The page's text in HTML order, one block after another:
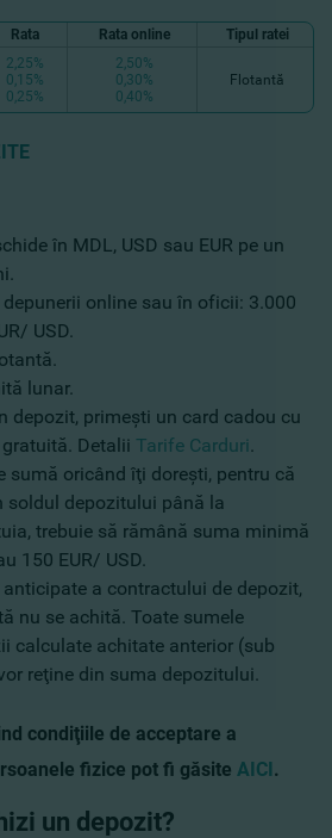
Rata Rata online Tipul ratei
2,25%
0,15%
0,25%
2,50%
0,30%
0,40%
Flotantă
în MDL, USD sau EUR pe un
online sau în oficii: 3.000
USD.
lunar.
depozit, primeşti un card cadou cu
Detalii Tarife Carduri.
sumă oricând îţi doreşti, pentru că
soldul depozitului până la
trebuie să rămână suma minimă
150 EUR/ USD.
a contractului de depozit,
nu se achită. Toate sumele
calculate achitate anterior (sub
reţine din suma depozitului.
condiţiile de acceptare a
fizice pot fi găsite AICI.
un depozit?